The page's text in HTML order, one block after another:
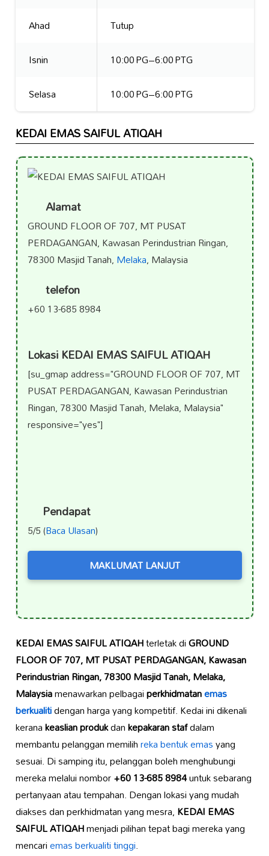
Ahad
Tutup
Isnin
10:00 PG–6:00 PTG
Selasa
10:00 PG–6:00 PTG
KEDAI EMAS SAIFUL ATIQAH
Alamat
GROUND FLOOR OF 707, MT PUSAT
PERDAGANGAN, Kawasan Perindustrian Ringan,
78300 Masjid Tanah,Melaka, Malaysia
telefon
+60 13-685 8984
Lokasi KEDAI EMAS SAIFUL ATIQAH
[su_gmap address="GROUND FLOOR OF 707, MT
PUSAT PERDAGANGAN, Kawasan Perindustrian
Ringan, 78300 Masjid Tanah, Melaka, Malaysia"
responsive="yes"]
Pendapat
5/5 (Baca Ulasan)
MAKLUMAT LANJUT
KEDAI EMAS SAIFUL ATIQAHterletak diGROUND
FLOOR OF 707, MT PUSAT PERDAGANGAN, Kawasan
Perindustrian Ringan, 78300 Masjid Tanah, Melaka,
Malaysiamenawarkan pelbagaiperkhidmatanemas
berkualitidengan harga yang kompetitif. Kedai ini dikenali
keranakeaslian produkdankepakaran stafdalam
membantu pelanggan memilihreka bentuk emasyang
sesuai. Di samping itu, pelanggan boleh menghubungi
mereka melalui nombor+60 13-685 8984untuk sebarang
pertanyaan atau tempahan. Dengan lokasi yang mudah
diakses dan perkhidmatan yang mesra,KEDAI EMAS
SAIFUL ATIQAHmenjadi pilihan tepat bagi mereka yang
mencariemas berkualiti tinggi.